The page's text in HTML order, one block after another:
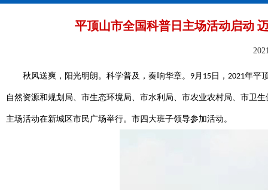
平顶山市全国科普日主场活动启动
秋风送爽，阳光明朗。科学普及，奏响华章。 9月 15 日， 2021年平
自然资源和规划局、市生态环境局、市水利局、市农业农村局、市卫
主场活动在新城区市民广场举行。 市四大班子领导参加活动。